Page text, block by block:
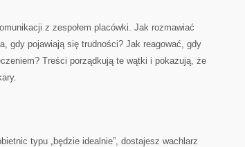
z zespołem placówki. Jak rozmawiać
gdy pojawiają się trudności? Jak reagować, gdy
Treści porządkują te wątki i pokazują, że
typu „będzie idealnie”, dostajesz wachlarz